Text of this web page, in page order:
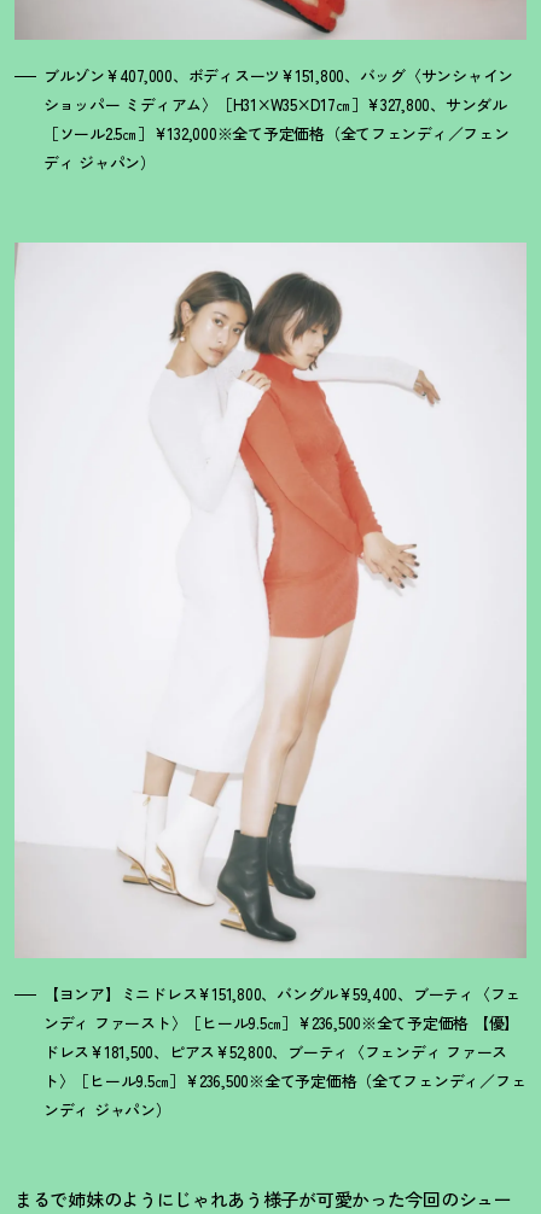
ブルゾン¥407,000、ボディスーツ¥151,800、バッグ〈サンシャイン
ショッパー ミディアム〉［H31×W35×D17㎝］¥327,800、サンダル
［ソール2.5㎝］¥132,000※全て予定価格（全てフェンディ／フェン
ディ ジャパン）
【ヨンア】ミニドレス¥151,800、バングル¥59,400、ブーティ〈フェ
ンディ ファースト〉［ヒール9.5㎝］¥236,500※全て予定価格 【優】
ドレス¥181,500、ピアス¥52,800、ブーティ〈フェンディ ファース
ト〉［ヒール9.5㎝］¥236,500※全て予定価格（全てフェンディ／フェ
ンディ ジャパン）
まるで姉妹のようにじゃれあう様子が可愛かった今回のシュー